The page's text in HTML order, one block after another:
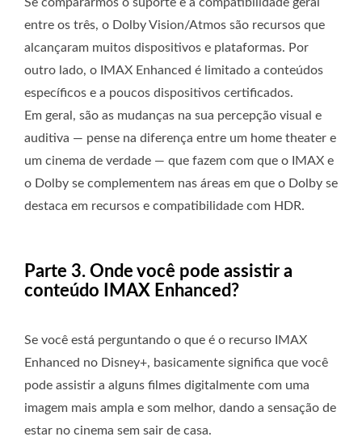
Se compararmos o suporte e a compatibilidade geral
entre os três, o Dolby Vision/Atmos são recursos que
alcançaram muitos dispositivos e plataformas. Por
outro lado, o IMAX Enhanced é limitado a conteúdos
específicos e a poucos dispositivos certificados.
Em geral, são as mudanças na sua percepção visual e
auditiva — pense na diferença entre um home theater e
um cinema de verdade — que fazem com que o IMAX e
o Dolby se complementem nas áreas em que o Dolby se
destaca em recursos e compatibilidade com HDR.
Parte 3. Onde você pode assistir a
conteúdo IMAX Enhanced?
Se você está perguntando o que é o recurso IMAX
Enhanced no Disney+, basicamente significa que você
pode assistir a alguns filmes digitalmente com uma
imagem mais ampla e som melhor, dando a sensação de
estar no cinema sem sair de casa.